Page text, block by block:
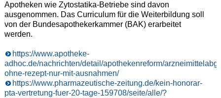
Apotheken wie Zytostatika-Betriebe sind davon
ausgenommen. Das Curriculum für die Weiterbildung soll
von der Bundesapothekerkammer (BAK) erarbeitet
werden.
https://www.apotheke-
adhoc.de/nachrichten/detail/apothekenreform/
ohne-rezept-nur-mit-ausnahmen/
https://www.pharmazeutische-zeitung.de/kein-honorar-
pta-vertretung-fuer-20-tage-159708/seite/alle/?